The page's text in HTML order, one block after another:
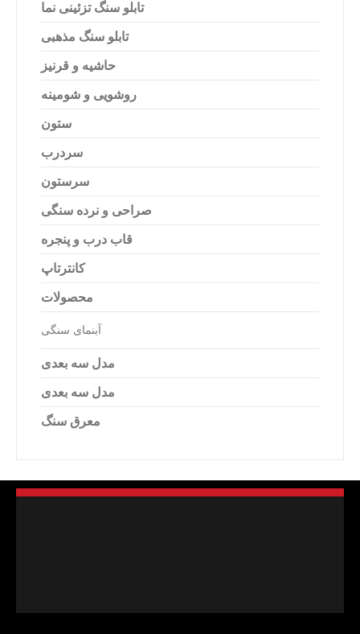
تابلو سنگ تزئینی نما
تابلو سنگ مذهبی
حاشیه و قرنیز
روشویی و شومینه
ستون
سردرب
سرستون
صراحی و نرده سنگی
قاب درب و پنجره
کانترتاپ
محصولات
آبنمای سنگی
مدل سه بعدی
مدل سه بعدی
معرق سنگ
فارسی